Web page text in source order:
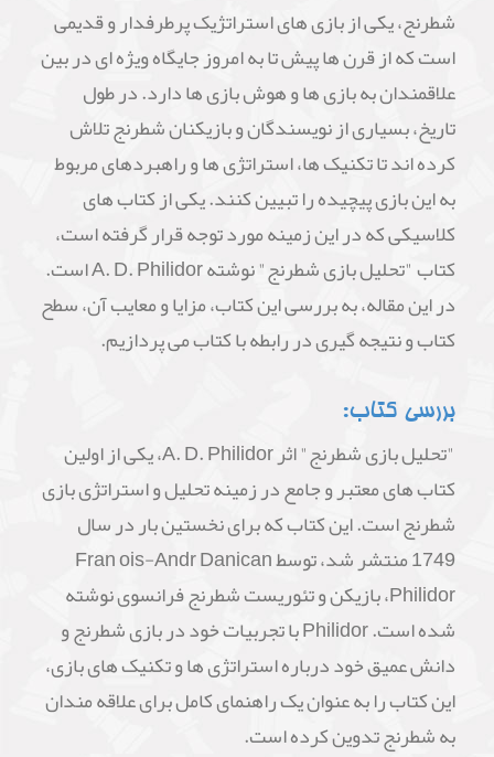
شطرنج، یکی از بازی های استراتژیک پرطرفدار و قدیمی
است که از قرن ها پیش تا به امروز جایگاه ویژه ای در بین
علاقمندان به بازی ها و هوش بازی ها دارد. در طول
تاریخ، بسیاری از نویسندگان و بازیکنان شطرنج تلاش
کرده اند تا تکنیک ها، استراتژی ها و راهبردهای مربوط
به این بازی پیچیده را تبیین کنند. یکی از کتاب های
کلاسیکی که در این زمینه مورد توجه قرار گرفته است،
کتاب "تحلیل بازی شطرنج" نوشته A. D. Philidor است.
در این مقاله، به بررسی این کتاب، مزایا و معایب آن، سطح
کتاب و نتیجه گیری در رابطه با کتاب می پردازیم.
بررسی کتاب:
"تحلیل بازی شطرنج" اثر A. D. Philidor، یکی از اولین
کتاب های معتبر و جامع در زمینه تحلیل و استراتژی بازی
شطرنج است. این کتاب که برای نخستین بار در سال
1749 منتشر شد، توسط Fran ois-Andr Danican
Philidor، بازیکن و تئوریست شطرنج فرانسوی نوشته
شده است. Philidor با تجربیات خود در بازی شطرنج و
دانش عمیق خود درباره استراتژی ها و تکنیک های بازی،
این کتاب را به عنوان یک راهنمای کامل برای علاقه مندان
به شطرنج تدوین کرده است.